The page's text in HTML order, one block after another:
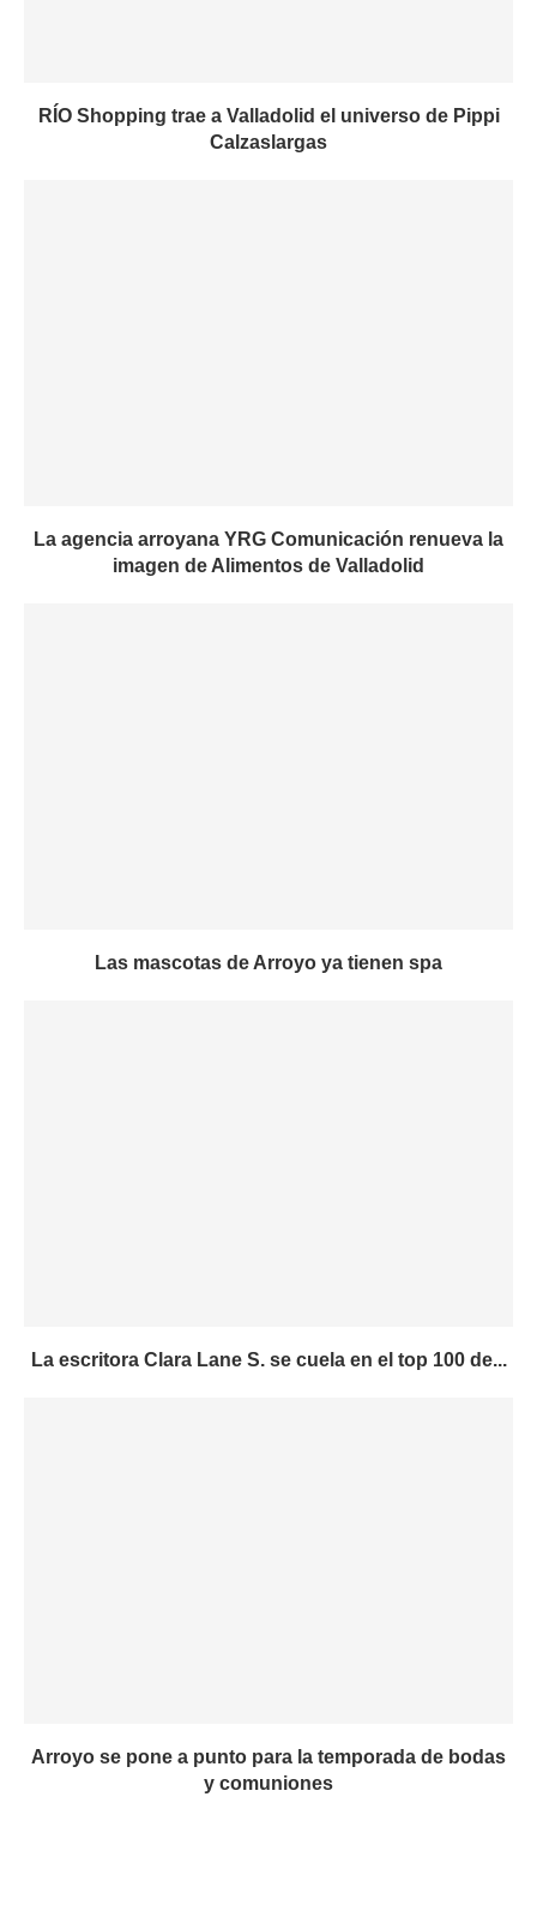
RÍO Shopping trae a Valladolid el universo de Pippi
Calzaslargas
La agencia arroyana YRG Comunicación renueva la
imagen de Alimentos de Valladolid
Las mascotas de Arroyo ya tienen spa
La escritora Clara Lane S. se cuela en el top 100 de...
Arroyo se pone a punto para la temporada de bodas
y comuniones